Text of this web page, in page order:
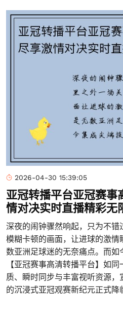
2026-04-30 15:39:05
亚冠转播平台亚冠赛事
情对决实时直播精彩无
深夜的闹钟骤然响起，只为不错
模糊卡顿的画面，让进球的激
数亚洲足球迷的无奈痛点。而
【亚冠赛事高清转播平台】如
质、瞬时同步与丰富视听资源
的沉浸式亚冠观赛新纪元正式降